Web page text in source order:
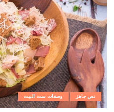
نص جاهز وصفات ست البيت